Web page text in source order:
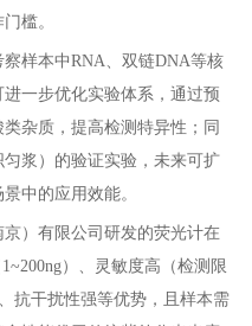
槛。
样本中RNA、双链DNA等核
一步优化实验体系，通过预
杂质，提高检测特异性；同
浆）的验证实验，未来可扩
中的应用效能。
）有限公司研发的荧光计在
）、灵敏度高（检测限
抗干扰性强等优势，且样本需